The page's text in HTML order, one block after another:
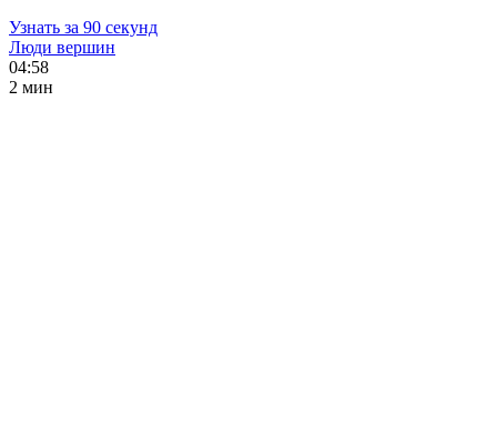
Узнать за 90 секунд
Люди вершин
04:58
2 мин